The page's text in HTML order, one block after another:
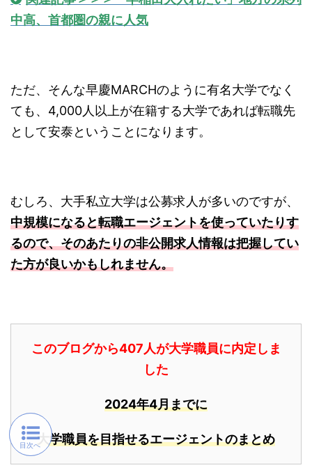
中高、首都圏の親に人気
ただ、そんな早慶MARCHのように有名大学でなく
ても、4,000人以上が在籍する大学であれば転職先
として安泰ということになります。
むしろ、大手私立大学は公募求人が多いのですが、
中規模になると転職エージェントを使っていたりす
るので、そのあたりの非公開求人情報は把握してい
た方が良いかもしれません。
このブログから407人が大学職員に内定しま
した
2024年4月までに
大学職員を目指せるエージェントのまとめ